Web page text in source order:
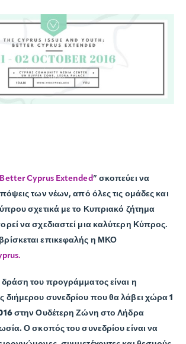
Better Cyprus Extended” σκοπεύει να
των νέων, από όλες τις ομάδες και
σχετικά με το Κυπριακό ζήτημα
να σχεδιαστεί μια καλύτερη Κύπρος.
επικεφαλής η ΜΚΟ
δράση του προγράμματος είναι η
διήμερου συνεδρίου που θα λάβει χώρα1
στην Ουδέτερη Ζώνη στο Λήδρα
Ο σκοπός του συνεδρίου είναι να